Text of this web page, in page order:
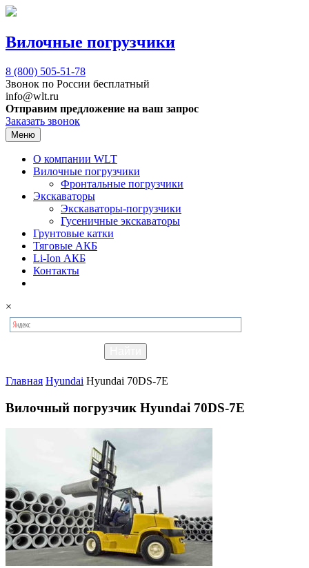
Вилочные погрузчики
8 (800) 505-51-78
Звонок по России бесплатный
info@wlt.ru
Отправим предложение на ваш запрос
Заказать звонок
Меню
О компании WLT
Вилочные погрузчики
Фронтальные погрузчики
Экскаваторы
Экскаваторы-погрузчики
Гусеничные экскаваторы
Грунтовые катки
Тяговые АКБ
Li-Ion АКБ
Контакты
×
Главная Hyundai Hyundai 70DS-7E
Вилочный погрузчик Hyundai 70DS-7E